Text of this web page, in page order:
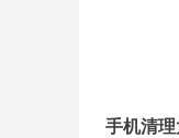
手机清